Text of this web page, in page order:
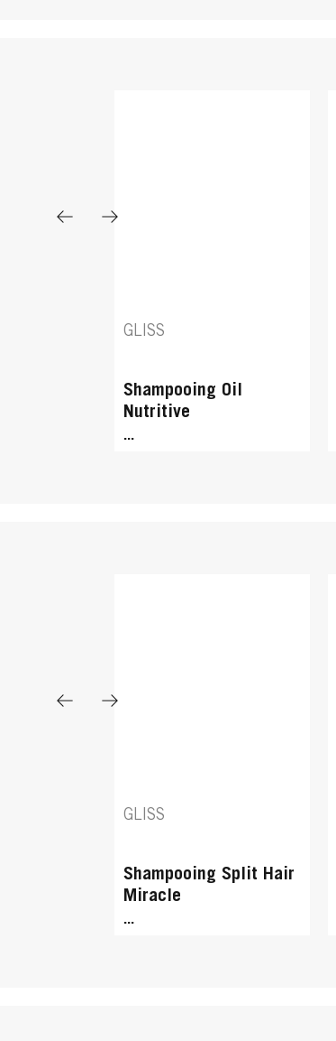
...
GLISS
Shampooing Oil
Nutritive
...
...
GLISS
Shampooing Split Hair
Miracle
...